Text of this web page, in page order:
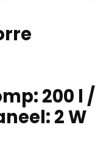
200 l /
2 W